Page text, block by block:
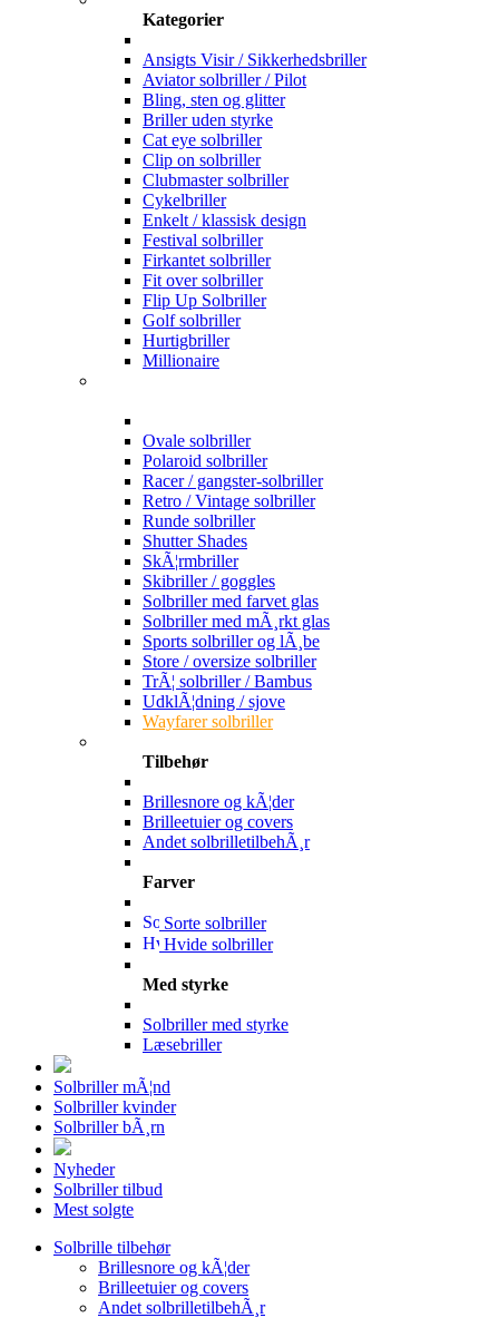
Kategorier
Ansigts Visir / Sikkerhedsbriller
Aviator solbriller / Pilot
Bling, sten og glitter
Briller uden styrke
Cat eye solbriller
Clip on solbriller
Clubmaster solbriller
Cykelbriller
Enkelt / klassisk design
Festival solbriller
Firkantet solbriller
Fit over solbriller
Flip Up Solbriller
Golf solbriller
Hurtigbriller
Millionaire
Ovale solbriller
Polaroid solbriller
Racer / gangster-solbriller
Retro / Vintage solbriller
Runde solbriller
Shutter Shades
SkÃ¦rmbriller
Skibriller / goggles
Solbriller med farvet glas
Solbriller med mÃ¸rkt glas
Sports solbriller og lÃ¸be
Store / oversize solbriller
TrÃ¦ solbriller / Bambus
UdklÃ¦dning / sjove
Wayfarer solbriller
Tilbehør
Brillesnore og kÃ¦der
Brilleetuier og covers
Andet solbrilletilbehÃ¸r
Farver
Sorte solbriller
Hvide solbriller
Med styrke
Solbriller med styrke
Læsebriller
Solbriller mÃ¦nd
Solbriller kvinder
Solbriller bÃ¸rn
Nyheder
Solbriller tilbud
Mest solgte
Solbrille tilbehør
Brillesnore og kÃ¦der
Brilleetuier og covers
Andet solbrilletilbehÃ¸r